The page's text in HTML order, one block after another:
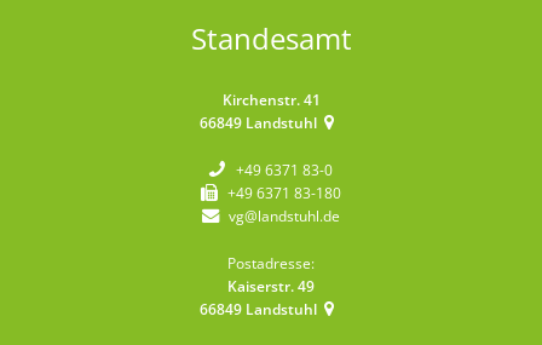
Standesamt
Kirchenstr. 41
66849 Landstuhl
+49 6371 83-0
+49 6371 83-180
vg@landstuhl.de
Postadresse:
Kaiserstr. 49
66849 Landstuhl